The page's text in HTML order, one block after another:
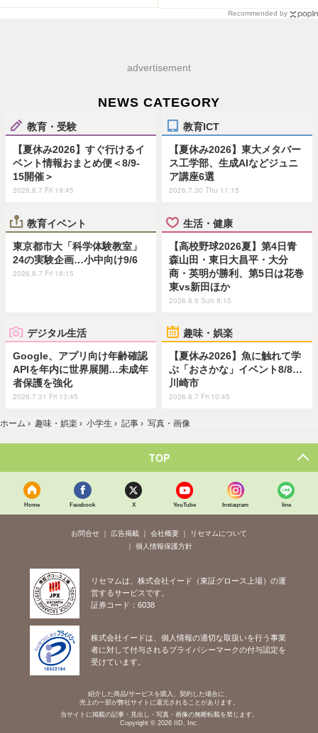
Recommended by
advertisement
NEWS CATEGORY
教育・受験
【夏休み2026】すぐ行けるイ
ベント情報おまとめ便＜8/9-
15開催＞
2026.8.7 Fri 19:45
教育ICT
【夏休み2026】東大メタバー
ス工学部、生成AIなどジュニ
ア講座6選
2026.7.30 Thu 11:15
教育イベント
東京都市大「科学体験教室」
24の実験企画…小中向け9/6
2026.8.7 Fri 18:15
生活・健康
【高校野球2026夏】第4日青
森山田・東日大昌平・大分
商・英明が勝利、第5日は花巻
東vs新田ほか
2026.8.9 Sun 9:15
デジタル生活
Google、アプリ向け年齢確認
APIを年内に世界展開…未成年
者保護を強化
2026.7.31 Fri 13:45
趣味・娯楽
【夏休み2026】魚に触れて学
ぶ「おさかな」イベント8/8…
川崎市
2026.8.7 Fri 10:45
ホーム › 趣味・娯楽 › 小学生 › 記事 › 写真・画像
TOP
Home Facebook X YouTube Instagram line
お問合せ 広告掲載 会社概要
リセマムについて
個人情報保護方針
リセマムは、株式会社イード（東証グロース上場）の運
営するサービスです。
証券コード：6038
株式会社イードは、個人情報の適切な取扱いを行う事業
者に対して付与されるプライバシーマークの付与認定を
受けています。
紹介した商品/サービスを購入、契約した場合に、
売上の一部が弊社サイトに還元されることがあります。
当サイトに掲載の記事・見出し・写真・画像の無断転載を禁じます。
Copyright © 2026 IID, Inc.